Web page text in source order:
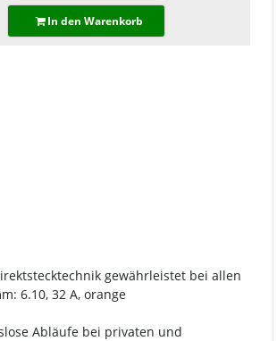
In den Warenkorb
gewährleistet bei allen
6.10, 32 A, orange
Abläufe bei privaten und